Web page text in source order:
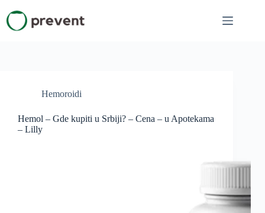
content
Hemoroidi
Hemol – Gde kupiti u Srbiji? – Cena – u Apotekama
– Lilly